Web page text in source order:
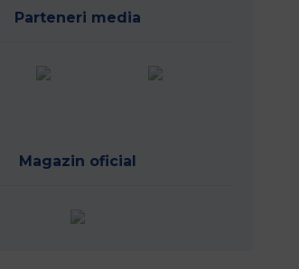
Parteneri media
Magazin oficial